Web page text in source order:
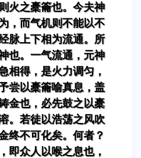
火之橐籥也。今夫神
，而气机则不能以不
脉上下相为流通。所
也。一气流通，元神
相得，是火力调匀，
尝以橐籥喻真息，盖
金也，必先鼓之以橐
。若徒以浩荡之风吹
终不可化矣。何者？
即众人以喉之息也，